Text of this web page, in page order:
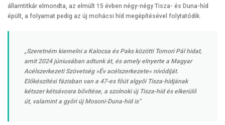
államtitkár elmondta, az elmúlt 15 évben négy-négy Tisza- és Duna-híd
épült, a folyamat pedig az új mohácsi híd megépítésével folytatódik.
„Szeretném kiemelni a Kalocsa és Paks közötti Tomori Pál hidat,
amit 2024 júniusában adtunk át, és amely elnyerte a Magyar
Acélszerkezeti Szövetség »Év acélszerkezete« nívódíját.
Előkészítési fázisban van a 47-es főút algyői Tisza-hídjának
kétszer kétsávosra bővítése, a szolnoki új Tisza-híd és elkerülő
út, valamint a győri új Mosoni-Duna-híd is”